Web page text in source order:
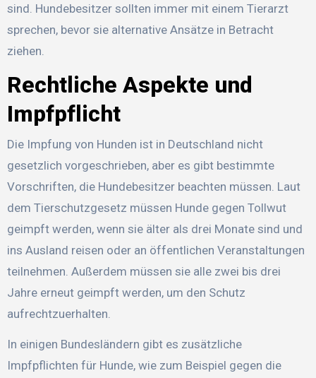
sind. Hundebesitzer sollten immer mit einem Tierarzt
sprechen, bevor sie alternative Ansätze in Betracht
ziehen.
Rechtliche Aspekte und
Impfpflicht
Die Impfung von Hunden ist in Deutschland nicht
gesetzlich vorgeschrieben, aber es gibt bestimmte
Vorschriften, die Hundebesitzer beachten müssen. Laut
dem Tierschutzgesetz müssen Hunde gegen Tollwut
geimpft werden, wenn sie älter als drei Monate sind und
ins Ausland reisen oder an öffentlichen Veranstaltungen
teilnehmen. Außerdem müssen sie alle zwei bis drei
Jahre erneut geimpft werden, um den Schutz
aufrechtzuerhalten.
In einigen Bundesländern gibt es zusätzliche
Impfpflichten für Hunde, wie zum Beispiel gegen die